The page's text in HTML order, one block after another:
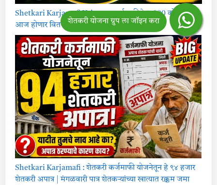
Shetkari Karjamafi Yojana : कर्जमाफीचे 7,000 कोटी रुपये
आज होणार वितरीत?
Shetkari Karjamafi : शेतकरी कर्जमाफी योजनेतून हे ९४ हजार
शेतकरी अपात्र | मंगळवारी पात्र शेतकऱ्यांच्या खात्यात रक्कम जमा